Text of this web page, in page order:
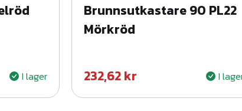
I lager
Brunnsutkastare 90 PL22
Mörkröd
232,62kr I